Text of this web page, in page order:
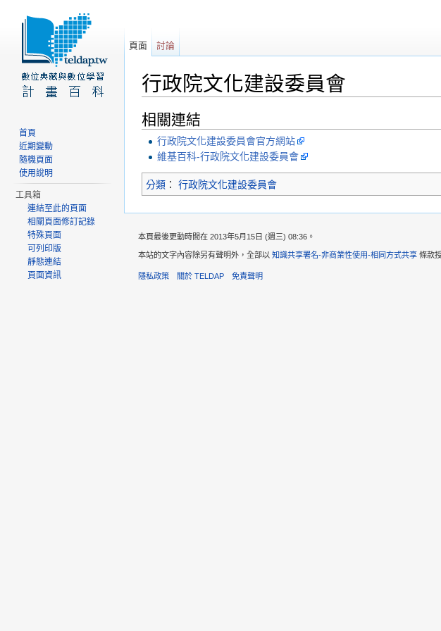
行政院文化建設委員會
相關連結
行政院文化建設委員會官方網站
維基百科-行政院文化建設委員會
分類 ： 行政院文化建設委員會
頁面 討論
首頁
近期變動
隨機頁面
使用說明
工具箱
連結至此的頁面
相關頁面修訂記錄
特殊頁面
可列印版
靜態連結
頁面資訊
本頁最後更動時間在 2013年5月15日 (週三) 08:36。
本站的文字內容除另有聲明外，全部以 知識共享署名-非商業性使用-相同方式共享 條款
隱私政策 關於 TELDAP 免責聲明